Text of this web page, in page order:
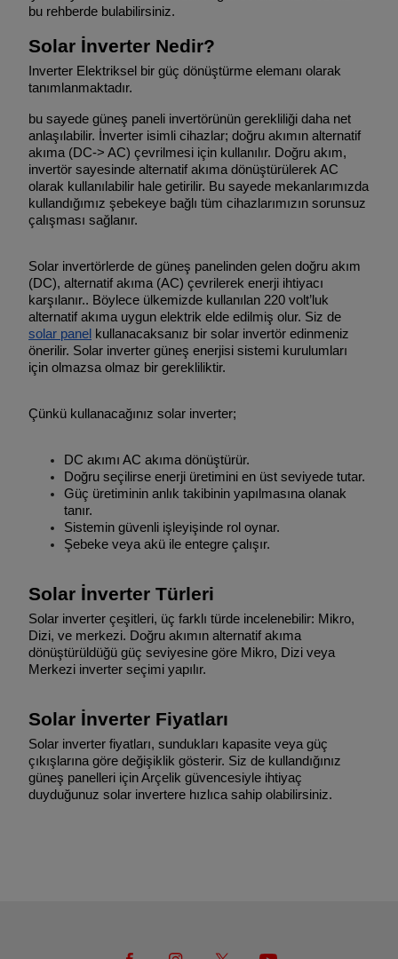
bu rehberde bulabilirsiniz.
Solar İnverter Nedir?
Inverter Elektriksel bir güç dönüştürme elemanı olarak
tanımlanmaktadır.
bu sayede güneş paneli invertörünün gerekliliği daha net
anlaşılabilir. İnverter isimli cihazlar; doğru akımın alternatif
akıma (DC-> AC) çevrilmesi için kullanılır. Doğru akım,
invertör sayesinde alternatif akıma dönüştürülerek AC
olarak kullanılabilir hale getirilir. Bu sayede mekanlarımızda
kullandığımız şebekeye bağlı tüm cihazlarımızın sorunsuz
çalışması sağlanır.
Solar invertörlerde de güneş panelinden gelen doğru akım
(DC), alternatif akıma (AC) çevrilerek enerji ihtiyacı
karşılanır.. Böylece ülkemizde kullanılan 220 volt’luk
alternatif akıma uygun elektrik elde edilmiş olur. Siz de
solar panel kullanacaksanız bir solar invertör edinmeniz
önerilir. Solar inverter güneş enerjisi sistemi kurulumları
için olmazsa olmaz bir gerekliliktir.
Çünkü kullanacağınız solar inverter;
DC akımı AC akıma dönüştürür.
Doğru seçilirse enerji üretimini en üst seviyede tutar.
Güç üretiminin anlık takibinin yapılmasına olanak
tanır.
Sistemin güvenli işleyişinde rol oynar.
Şebeke veya akü ile entegre çalışır.
Solar İnverter Türleri
Solar inverter çeşitleri, üç farklı türde incelenebilir: Mikro,
Dizi, ve merkezi. Doğru akımın alternatif akıma
dönüştürüldüğü güç seviyesine göre Mikro, Dizi veya
Merkezi inverter seçimi yapılır.
Solar İnverter Fiyatları
Solar inverter fiyatları, sundukları kapasite veya güç
çıkışlarına göre değişiklik gösterir. Siz de kullandığınız
güneş panelleri için Arçelik güvencesiyle ihtiyaç
duyduğunuz solar invertere hızlıca sahip olabilirsiniz.